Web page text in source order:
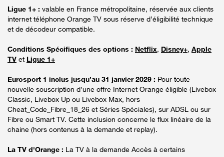
Ligue 1+ : valable en France métropolitaine, réservée aux clients
internet téléphone Orange TV sous réserve d’éligibilité technique
et de décodeur compatible.
Conditions Spécifiques des options : Netflix, Disney+, Apple
TV et Ligue 1+
Eurosport 1 inclus jusqu’au 31 janvier 2029 : Pour toute
nouvelle souscription d’une offre Internet Orange éligible (Livebox
Classic, Livebox Up ou Livebox Max, hors
Cheat_Code_Fibre_18_26 et Séries Spéciales), sur ADSL ou sur
Fibre ou Smart TV. Cette inclusion concerne le flux linéaire de la
chaine (hors contenus à la demande et replay).
La TV d'Orange : La TV à la demande Accès à certains